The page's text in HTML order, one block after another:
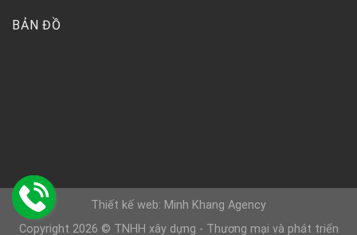
BẢN ĐỒ
Thiết kế web: Minh Khang Agency
Copyright 2026 © TNHH xây dựng - Thương mại và phát triển